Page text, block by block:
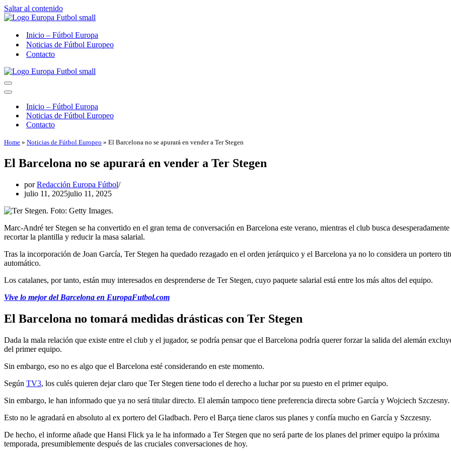
Saltar al contenido
Inicio – Fútbol Europa
Noticias de Fútbol Europeo
Contacto
Menú
de
Menú
navegaciónInicio – Fútbol Europa
Noticias de Fútbol Europeo
Contacto
Home » Noticias de Fútbol Europeo » El Barcelona no se apurará en vender a Ter Stegen
El Barcelona no se apurará en vender a Ter Stegen
porRedacción Europa Fútbol
julio 11, 2025julio 11, 2025
Marc-André ter Stegen se ha convertido en el gran tema de conversación en Barcelona este verano, mientras el club busca desesperadamente
recortar la plantilla y reducir la masa salarial.
Tras la incorporación de Joan García, Ter Stegen ha quedado rezagado en el orden jerárquico y el Barcelona ya no lo considera un portero
automático.
Los catalanes, por tanto, están muy interesados ​​en desprenderse de Ter Stegen, cuyo paquete salarial está entre los más altos del equipo.
Vive lo mejor del Barcelona en EuropaFutbol.com
El Barcelona no tomará medidas drásticas con Ter Stegen
Dada la mala relación que existe entre el club y el jugador, se podría pensar que el Barcelona podría querer forzar la salida del alemán
del primer equipo.
Sin embargo, eso no es algo que el Barcelona esté considerando en este momento.
Según TV3, los culés quieren dejar claro que Ter Stegen tiene todo el derecho a luchar por su puesto en el primer equipo.
Sin embargo, le han informado que ya no será titular directo. El alemán tampoco tiene preferencia directa sobre García y Wojciech Szczesny.
Esto no le agradará en absoluto al ex portero del Gladbach. Pero el Barça tiene claros sus planes y confía mucho en García y Szczesny.
De hecho, el informe añade que Hansi Flick ya le ha informado a Ter Stegen que no será parte de los planes del primer equipo la próxima
temporada, presumiblemente después de las cruciales conversaciones de hoy.